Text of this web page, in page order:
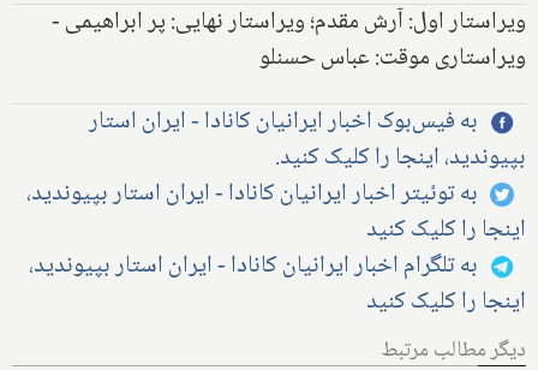
ویراستار اول: آرش مقدم؛ ویراستار نهایی: پر ابراهیمی -
ویراستاری موقت: عباس حسنلو
به فیس‌بوک اخبار ایرانیان کانادا - ایران استار
بپیوندید، اینجا را کلیک کنید.
به توئیتر اخبار ایرانیان کانادا - ایران استار بپیوندید،
اینجا را کلیک کنید
به تلگرام اخبار ایرانیان کانادا - ایران استار بپیوندید،
اینجا را کلیک کنید
دیگر مطالب مرتبط